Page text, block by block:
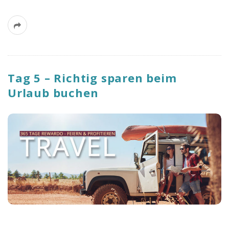
Tag 5 – Richtig sparen beim
Urlaub buchen